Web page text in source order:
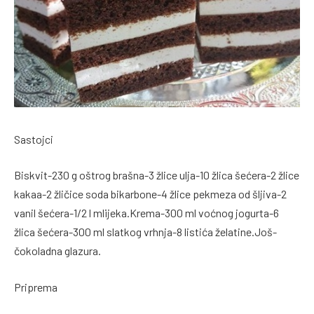
Sastojci
Biskvit-230 g oštrog brašna-3 žlice ulja-10 žlica šećera-2 žlice
kakaa-2 žličice soda bikarbone-4 žlice pekmeza od šljiva-2
vanil šećera-1/2 l mlijeka.Krema-300 ml voćnog jogurta-6
žlica šećera-300 ml slatkog vrhnja-8 listića želatine.Još-
čokoladna glazura.
Priprema